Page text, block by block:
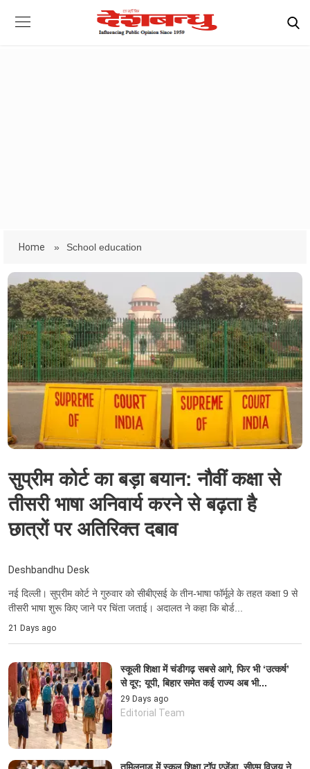
Home » School education
सुप्रीम कोर्ट का बड़ा बयान: नौवीं कक्षा से
तीसरी भाषा अनिवार्य करने से बढ़ता है
छात्रों पर अतिरिक्त दबाव
Deshbandhu Desk
नई दिल्ली। सुप्रीम कोर्ट ने गुरुवार को सीबीएसई के तीन-भाषा फॉर्मूले के तहत कक्षा 9 से
तीसरी भाषा शुरू किए जाने पर चिंता जताई। अदालत ने कहा कि बोर्ड...
21 Days ago
स्कूली शिक्षा में चंडीगढ़ सबसे आगे, फिर भी ‘उत्कर्ष’
से दूर; यूपी, बिहार समेत कई राज्य अब भी...
29 Days ago
Editorial Team